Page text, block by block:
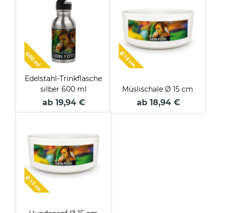
Edelstahl-Trinkflasche
silber 600 ml
ab 19,94 €
Müslischale Ø 15 cm
ab 18,94 €